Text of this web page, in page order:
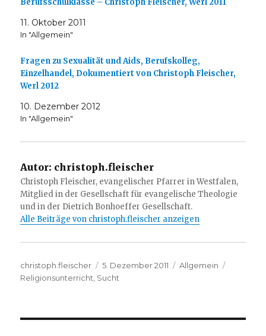
11. Oktober 2011
In "Allgemein"
Fragen zu Sexualität und Aids, Berufskolleg,
Einzelhandel, Dokumentiert von Christoph Fleischer,
Werl 2012
10. Dezember 2012
In "Allgemein"
Autor: christoph.fleischer
Christoph Fleischer, evangelischer Pfarrer in Westfalen,
Mitglied in der Gesellschaft für evangelische Theologie
und in der Dietrich Bonhoeffer Gesellschaft.
Alle Beiträge von christoph.fleischer anzeigen
Autor
christoph.fleischer
Veröffentlicht
am
5. Dezember 2011 Kategorien
Allgemein
Religionsunterricht Sucht